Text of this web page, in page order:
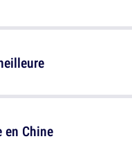
en Chine